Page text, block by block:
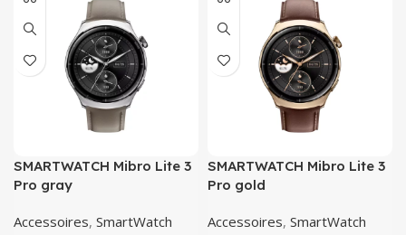
SMARTWATCH Mibro Lite 3
Pro gray
Accessoires, SmartWatch
SMARTWATCH Mibro Lite 3
Pro gold
Accessoires, SmartWatch